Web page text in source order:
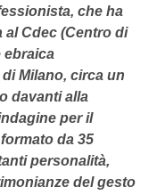
che ha
al Cdec (Centro di
ebraica
Milano, circa un
davanti alla
per il
da 35
personalità,
del gesto